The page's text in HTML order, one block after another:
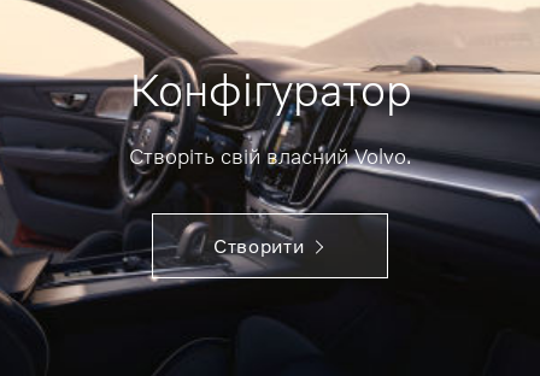
Конфігуратор
Створіть свій власний Volvo.
Створити